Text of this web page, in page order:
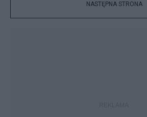
NASTĘPNA STRONA